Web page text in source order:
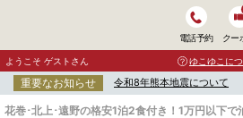
電話予約 クー
ようこそ ゲストさん ゆこゆこに
重要なお知らせ 令和8年熊本地震について
花巻･北上･遠野の格安1泊2食付き！1万円以下